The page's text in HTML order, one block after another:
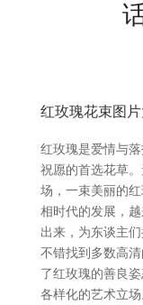
红玫瑰花束图
红玫瑰是爱情与
祝愿的首选花草
场，一束美丽的
相时代的发展，
出来，为东谈主
不错找到多数高
了红玫瑰的善良
各样化的艺术立